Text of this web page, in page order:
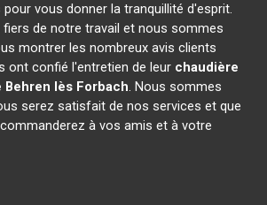
vous donner la tranquillité d'esprit.
de notre travail et nous sommes
montrer les nombreux avis clients
ont confié l'entretien de leur chaudière
Behren lès Forbach. Nous sommes
serez satisfait de nos services et que
à vos amis et à votre